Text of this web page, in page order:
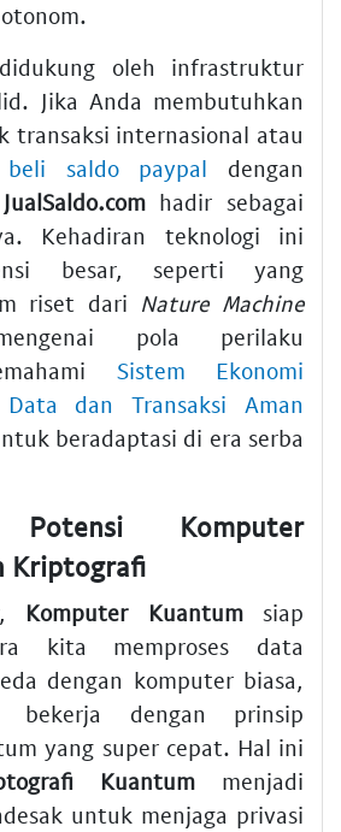
oleh infrastruktur
Jika Anda membutuhkan
transaksi internasional atau
beli saldo paypal dengan
JualSaldo.comhadir sebagai
Kehadiran teknologi ini
besar, seperti yang
riset dari Nature Machine
pola perilaku
Sistem Ekonomi
dan Transaksi Aman
beradaptasi di era serba
Potensi Komputer
Kriptografi
Komputer Kuantumsiap
kita memproses data
dengan komputer biasa,
bekerja dengan prinsip
yang super cepat. Hal ini
Kuantum menjadi
untuk menjaga privasi